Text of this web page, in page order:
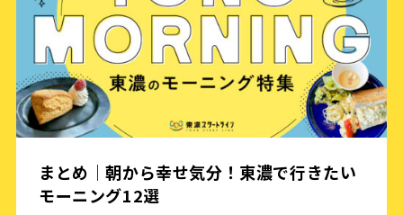
まとめ｜朝から幸せ気分！東濃で行きたい
モーニング12選